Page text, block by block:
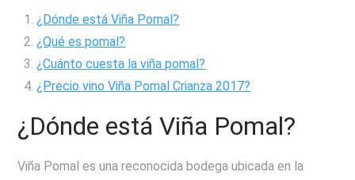
¿Dónde está Viña Pomal?
¿Qué es pomal?
¿Cuánto cuesta la viña pomal?
¿Precio vino Viña Pomal Crianza 2017?
¿Dónde está Viña Pomal?
Viña Pomal es una reconocida bodega ubicada en la